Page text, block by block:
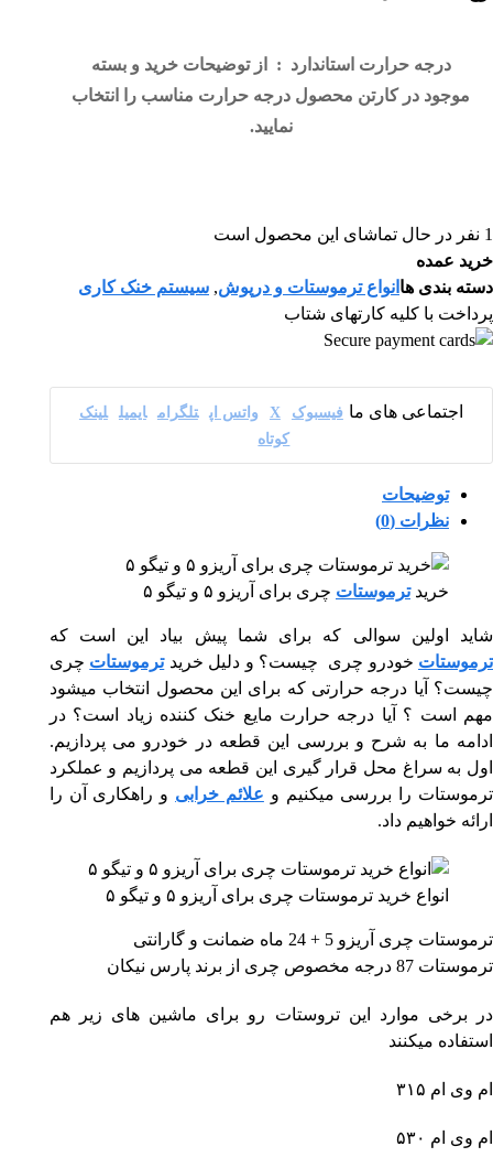
درجه حرارت استاندارد : از توضیحات خرید و بسته
موجود در کارتن محصول درجه حرارت مناسب را انتخاب
نمایید.
1 نفر در حال تماشای این محصول است
خرید عمده
دسته بندی ها انواع ترموستات و درپوش, سیستم خنک کاری
پرداخت با کلیه کارتهای شتاب
فیسبوک X واتس اپ تلگرام ایمیل
لینک
کوتاه
توضیحات
نظرات (0)
خریدترموستات چری برای آریزو ۵ و تیگو ۵
شاید اولین سوالی که برای شما پیش بیاد این است که
ترموستات خودرو چری چیست؟ و دلیل خریدترموستات چری
چیست؟ آیا درجه حرارتی که برای این محصول انتخاب میشود
مهم است ؟ آیا درجه حرارت مایع خنک کننده زیاد است؟ در
ادامه ما به شرح و بررسی این قطعه در خودرو می پردازیم.
اول به سراغ محل قرار گیری این قطعه می پردازیم و عملکرد
ترموستات را بررسی میکنیم و علائم خرابی و راهکاری آن را
ارائه خواهیم داد.
انواع خرید ترموستات چری برای آریزو ۵ و تیگو ۵
ترموستات چری آریزو 5 + 24 ماه ضمانت و گارانتی
ترموستات 87 درجه مخصوص چری از برند پارس نیکان
در برخی موارد این تروستات رو برای ماشین های زیر هم
استفاده میکنند
ام وی ام ۳۱۵
ام وی ام ۵۳۰